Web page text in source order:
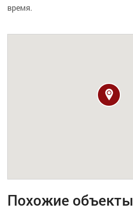
время.
Похожие объекты